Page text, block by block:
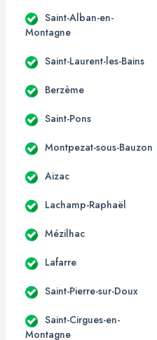
Saint-Alban-en-
Montagne
Saint-Laurent-les-Bains
Berzème
Saint-Pons
Montpezat-sous-Bauzon
Aizac
Lachamp-Raphaël
Mézilhac
Lafarre
Saint-Pierre-sur-Doux
Saint-Cirgues-en-
Montagne